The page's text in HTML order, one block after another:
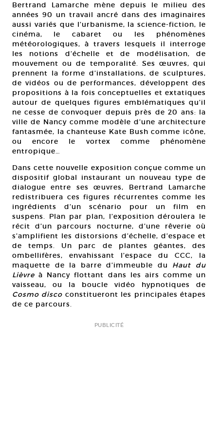
Bertrand Lamarche mène depuis le milieu des
années 90 un travail ancré dans des imaginaires
aussi variés que l’urbanisme, la science-fiction, le
cinéma, le cabaret ou les phénomènes
météorologiques, à travers lesquels il interroge
les notions d’échelle et de modélisation, de
mouvement ou de temporalité. Ses œuvres, qui
prennent la forme d’installations, de sculptures,
de vidéos ou de performances, développent des
propositions à la fois conceptuelles et extatiques
autour de quelques figures emblématiques qu’il
ne cesse de convoquer depuis près de 20 ans: la
ville de Nancy comme modèle d’une architecture
fantasmée, la chanteuse Kate Bush comme icône,
ou encore le vortex comme phénomène
entropique…
Dans cette nouvelle exposition conçue comme un
dispositif global instaurant un nouveau type de
dialogue entre ses œuvres, Bertrand Lamarche
redistribuera ces figures récurrentes comme les
ingrédients d’un scénario pour un film en
suspens. Plan par plan, l’exposition déroulera le
récit d’un parcours nocturne, d’une rêverie où
s’amplifient les distorsions d’échelle, d’espace et
de temps. Un parc de plantes géantes, des
ombellifères, envahissant l’espace du CCC, la
maquette de la barre d’immeuble du Haut du
Lièvreà Nancy flottant dans les airs comme un
vaisseau, ou la boucle vidéo hypnotiques de
Cosmo disco constitueront les principales étapes
de ce parcours.
PUBLICITÉ